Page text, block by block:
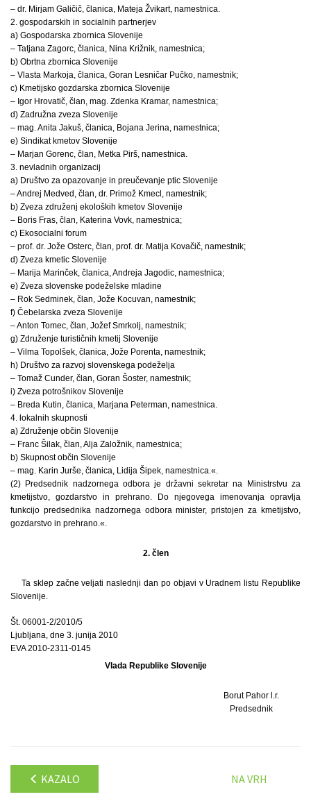
– dr. Mirjam Galičič, članica, Mateja Žvikart, namestnica.
2. gospodarskih in socialnih partnerjev
a) Gospodarska zbornica Slovenije
– Tatjana Zagorc, članica, Nina Križnik, namestnica;
b) Obrtna zbornica Slovenije
– Vlasta Markoja, članica, Goran Lesničar Pučko, namestnik;
c) Kmetijsko gozdarska zbornica Slovenije
– Igor Hrovatič, član, mag. Zdenka Kramar, namestnica;
d) Zadružna zveza Slovenije
– mag. Anita Jakuš, članica, Bojana Jerina, namestnica;
e) Sindikat kmetov Slovenije
– Marjan Gorenc, član, Metka Pirš, namestnica.
3. nevladnih organizacij
a) Društvo za opazovanje in preučevanje ptic Slovenije
– Andrej Medved, član, dr. Primož Kmecl, namestnik;
b) Zveza združenj ekoloških kmetov Slovenije
– Boris Fras, član, Katerina Vovk, namestnica;
c) Ekosocialni forum
– prof. dr. Jože Osterc, član, prof. dr. Matija Kovačič, namestnik;
d) Zveza kmetic Slovenije
– Marija Marinček, članica, Andreja Jagodic, namestnica;
e) Zveza slovenske podeželske mladine
– Rok Sedminek, član, Jože Kocuvan, namestnik;
f) Čebelarska zveza Slovenije
– Anton Tomec, član, Jožef Smrkolj, namestnik;
g) Združenje turističnih kmetij Slovenije
– Vilma Topolšek, članica, Jože Porenta, namestnik;
h) Društvo za razvoj slovenskega podeželja
– Tomaž Cunder, član, Goran Šoster, namestnik;
i) Zveza potrošnikov Slovenije
– Breda Kutin, članica, Marjana Peterman, namestnica.
4. lokalnih skupnosti
a) Združenje občin Slovenije
– Franc Šilak, član, Alja Založnik, namestnica;
b) Skupnost občin Slovenije
– mag. Karin Jurše, članica, Lidija Šipek, namestnica.«.
(2) Predsednik nadzornega odbora je državni sekretar na Ministrstvu za
kmetijstvo, gozdarstvo in prehrano. Do njegovega imenovanja opravlja
funkcijo predsednika nadzornega odbora minister, pristojen za kmetijstvo,
gozdarstvo in prehrano.«.
2. člen
Ta sklep začne veljati naslednji dan po objavi v Uradnem listu Republike
Slovenije.
Št. 06001-2/2010/5
Ljubljana, dne 3. junija 2010
EVA 2010-2311-0145
Vlada Republike Slovenije
Borut Pahor l.r.
Predsednik
KAZALO NA VRH